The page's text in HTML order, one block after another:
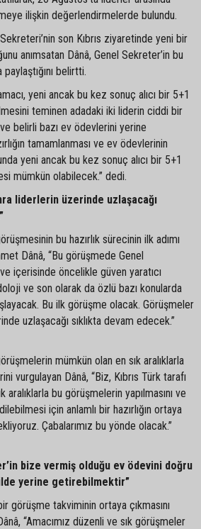
ilişkin değerlendirmelerde bulundu.
son Kıbrıs ziyaretinde yeni bir
anımsatan Dânâ, Genel Sekreter’in bu
belirtti.
yeni ancak bu kez sonuç alıcı bir 5+1
teminen adadaki iki liderin ciddi bir
belirli bazı ev ödevlerini yerine
tamamlanması ve ev ödevlerinin
yeni ancak bu kez sonuç alıcı bir 5+1
mümkün olabilecek.” dedi.
liderlerin üzerinde uzlaşacağı
bu hazırlık sürecinin ilk adımı
Dânâ, “Bu görüşmede Genel
içerisinde öncelikle güven yaratıcı
ve son olarak da özlü bazı konularda
Bu ilk görüşme olacak. Görüşmeler
uzlaşacağı sıklıkta devam edecek.”
mümkün olan en sık aralıklarla
vurgulayan Dânâ, “Biz, Kıbrıs Türk tarafı
aralıklarla bu görüşmelerin yapılmasını ve
için anlamlı bir hazırlığın ortaya
Çabalarımız bu yönde olacak.”
bize vermiş olduğu ev ödevini doğru
yerine getirebilmektir”
görüşme takviminin ortaya çıkmasını
“Amacımız düzenli ve sık görüşmeler